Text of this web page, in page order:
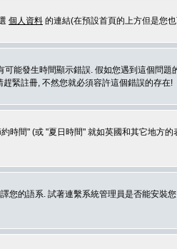
個人資料 的連結(在預設首頁的上方但是您
能發生時間顯示錯誤. 假如您遇到這個問
緊註冊, 不然您就必須容許這個錯誤的存在!
時間" (或 "夏日時間" 就如英國和其它地
的語系. 試著連繫系統管理員是否能安